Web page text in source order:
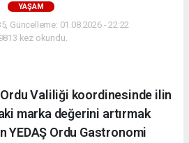
YAŞAM
Güncelleme: 01.08.2026 - 22:22
9813 kez okundu.
Valiliği koordinesinde ilin
marka değerini artırmak
YEDAŞ Ordu Gastronomi